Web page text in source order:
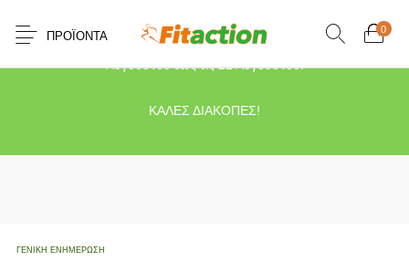
Το κατάστημα μας θα παραμείνει κλειστό λόγω διακοπών από τις 10
Αυγούστου έως τις 21 Αυγούστου.
ΚΑΛΕΣ ΔΙΑΚΟΠΕΣ!
ΠΡΟΪΌΝΤΑ
0
ΓΕΝΙΚΉ ΕΝΗΜΈΡΩΣΗ